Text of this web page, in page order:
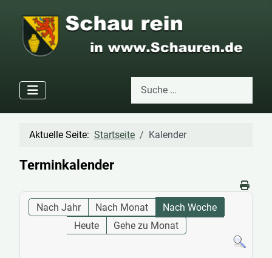
Suchen
Aktuelle Seite: Startseite Kalender
Terminkalender
Nach Jahr Nach Monat
Nach Woche
Heute
Gehe zu Monat